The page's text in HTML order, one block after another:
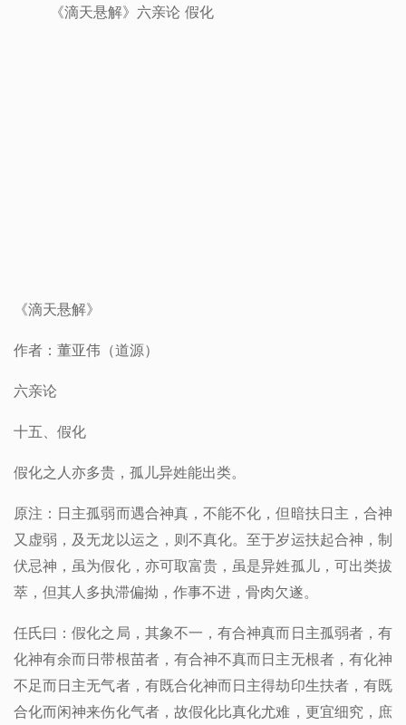
《滴天悬解》六亲论 假化
《滴天悬解》
作者：董亚伟（道源）
六亲论
十五、假化
假化之人亦多贵，孤儿异姓能出类。
原注：日主孤弱而遇合神真，不能不化，但暗扶日主，合神
又虚弱，及无龙以运之，则不真化。至于岁运扶起合神，制
伏忌神，虽为假化，亦可取富贵，虽是异姓孤儿，可出类拔
萃，但其人多执滞偏拗，作事不进，骨肉欠遂。
任氏曰：假化之局，其象不一，有合神真而日主孤弱者，有
化神有余而日带根苗者，有合神不真而日主无根者，有化神
不足而日主无气者，有既合化神而日主得劫印生扶者，有既
合化而闲神来伤化气者，故假化比真化尤难，更宜细究，庶